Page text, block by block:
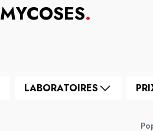
MYCOSES.
LABORATOIRES